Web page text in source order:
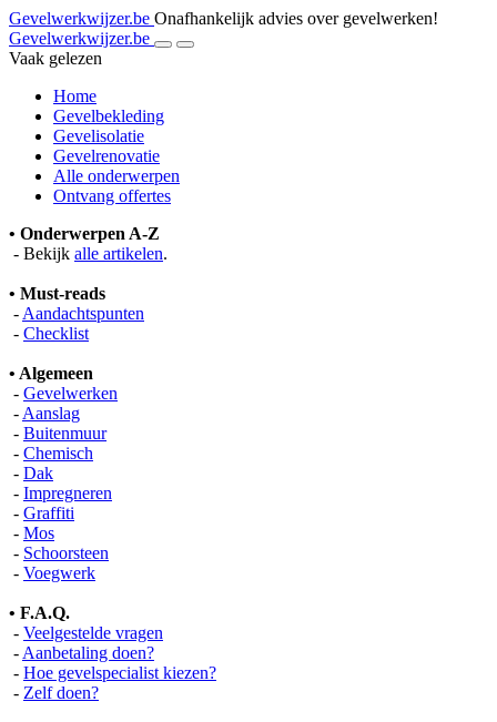
Gevelwerkwijzer.be Onafhankelijk advies over gevelwerken!
Gevelwerkwijzer.be
Vaak gelezen
Home
Gevelbekleding
Gevelisolatie
Gevelrenovatie
Alle onderwerpen
Ontvang offertes
• Onderwerpen A-Z
- Bekijk alle artikelen.
• Must-reads
- Aandachtspunten
- Checklist
• Algemeen
- Gevelwerken
- Aanslag
- Buitenmuur
- Chemisch
- Dak
- Impregneren
- Graffiti
- Mos
- Schoorsteen
- Voegwerk
• F.A.Q.
- Veelgestelde vragen
- Aanbetaling doen?
- Hoe gevelspecialist kiezen?
- Zelf doen?